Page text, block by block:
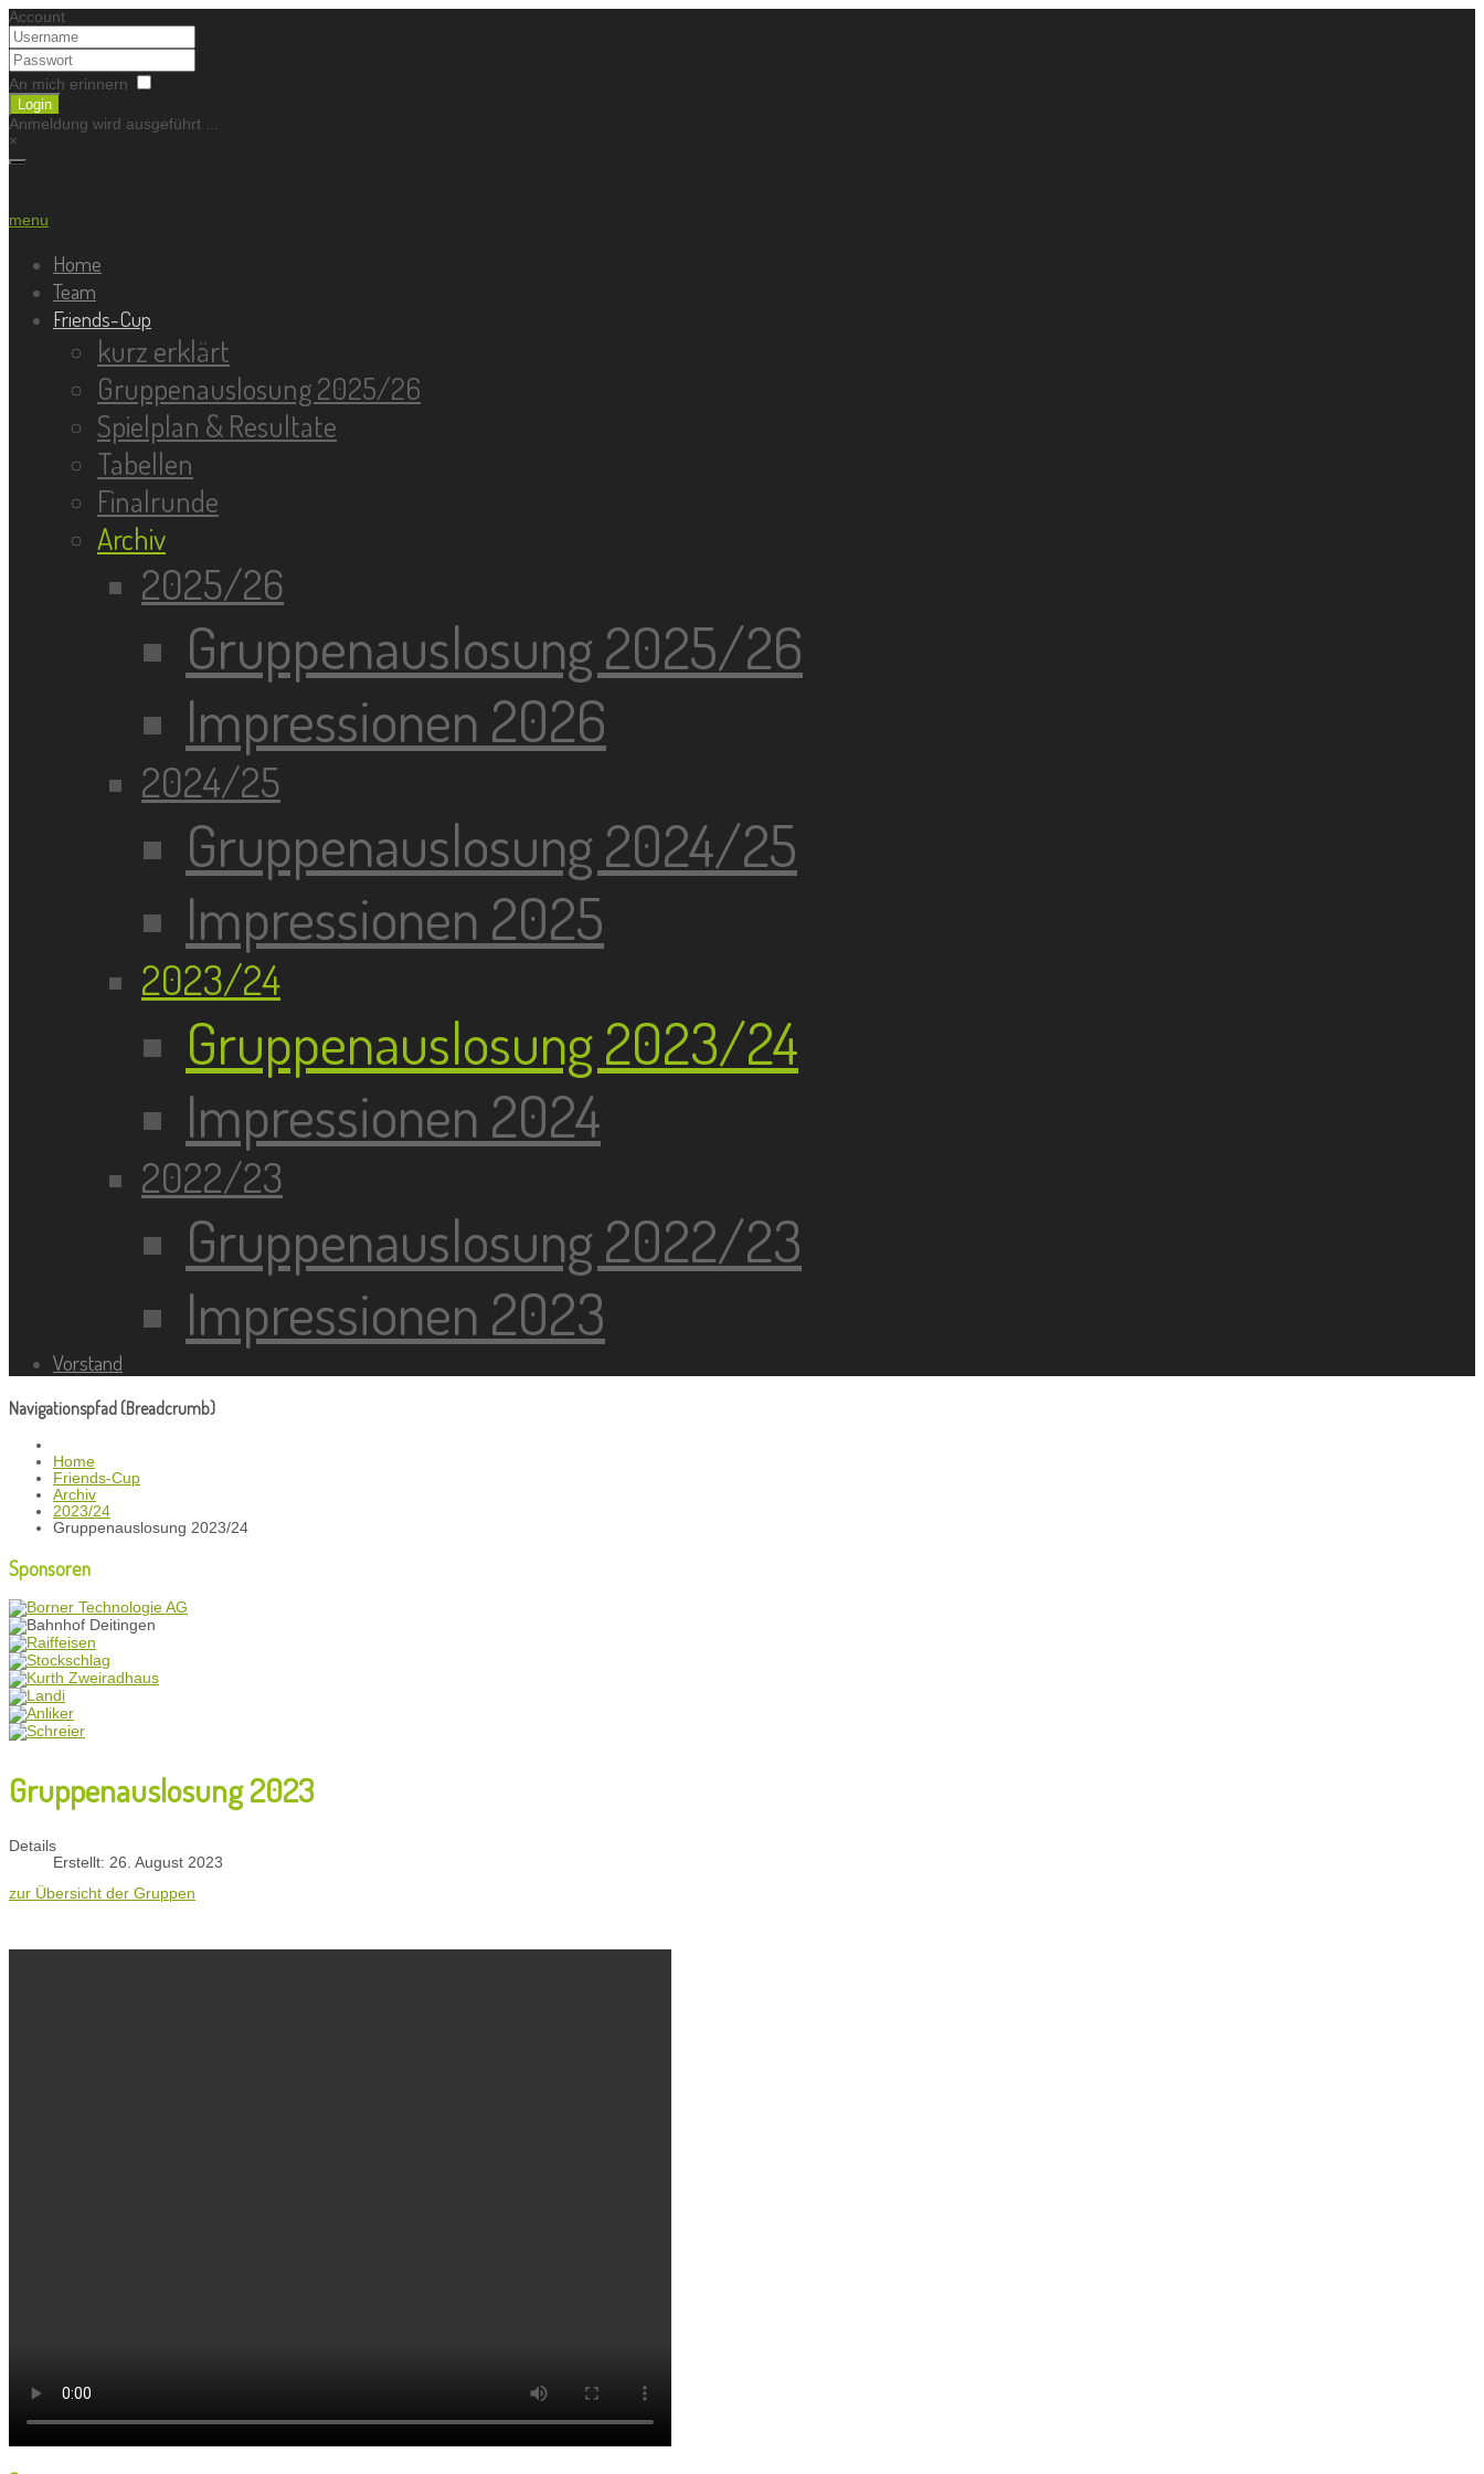
Account
An mich erinnern
Login
Anmeldung wird ausgeführt ...
×
menu
Home
Team
Friends-Cup
kurz erklärt
Gruppenauslosung 2025/26
Spielplan & Resultate
Tabellen
Finalrunde
Archiv
2025/26
Gruppenauslosung 2025/26
Impressionen 2026
2024/25
Gruppenauslosung 2024/25
Impressionen 2025
2023/24
Gruppenauslosung 2023/24
Impressionen 2024
2022/23
Gruppenauslosung 2022/23
Impressionen 2023
Vorstand
Navigationspfad (Breadcrumb)
Home
Friends-Cup
Archiv
2023/24
Gruppenauslosung 2023/24
Sponsoren
Gruppenauslosung 2023
Details
Erstellt: 26. August 2023
zur Übersicht der Gruppen